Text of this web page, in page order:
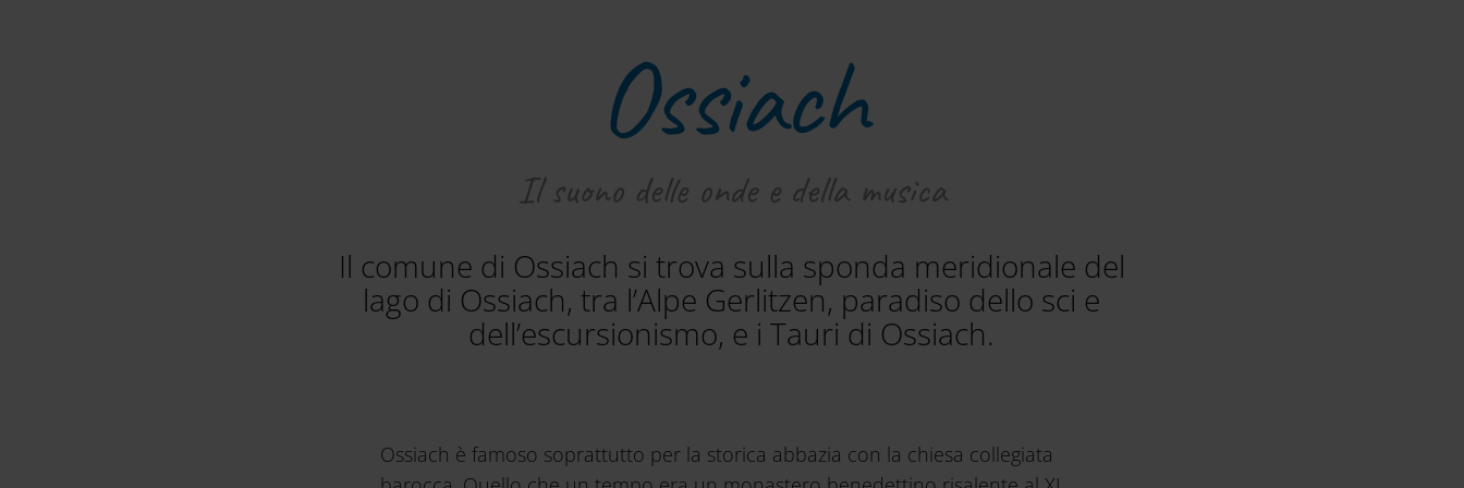
Ossiach
Il suono delle onde e della musica
Il comune di Ossiach si trova sulla sponda meridionale del
lago di Ossiach, tra l’Alpe Gerlitzen, paradiso dello sci e
dell’escursionismo, e i Tauri di Ossiach.
Ossiach è famoso soprattutto per la storica abbazia con la chiesa collegiata